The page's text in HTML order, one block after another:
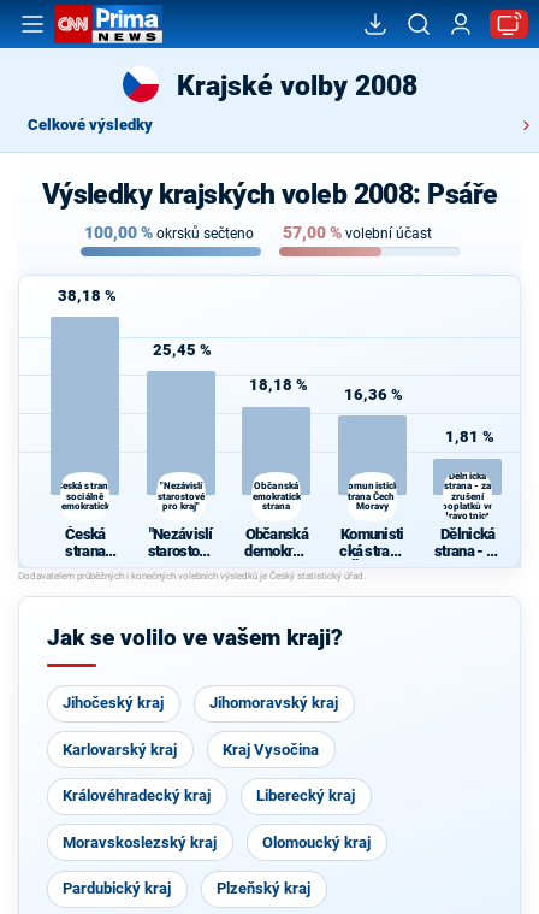
Krajské volby 2008
Celkové výsledky
Výsledky krajských voleb 2008: Psáře
100,00% okrsků sečteno 57,00% volební účast
38,18 %
Česká strana
sociálně
demokratická
Česká
strana
sociálně
demokrati
cká
25,45 %
"Nezávislí
starostové
pro kraj"
"Nezávislí
starostové
pro kraj"
18,18 %
Občanská
demokratická
strana
Občanská
demokrati
cká strana
16,36 %
Komunistická
strana Čech a
Moravy
Komunisti
cká strana
Čech a
Moravy
1,81 %
Dělnická
strana - za
zrušení
poplatků ve
zdravotnictví
Dělnická
strana - za
zrušení
ve
Jak se volilo ve vašem kraji?
Jihočeský kraj Jihomoravský kraj
Karlovarský kraj Kraj Vysočina
Královéhradecký kraj Liberecký kraj
Moravskoslezský kraj Olomoucký kraj
Pardubický kraj Plzeňský kraj